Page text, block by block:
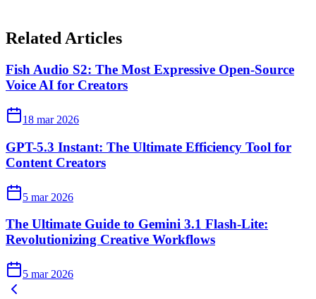
Related Articles
Fish Audio S2: The Most Expressive Open-Source
Voice AI for Creators
18 mar 2026
GPT-5.3 Instant: The Ultimate Efficiency Tool for
Content Creators
5 mar 2026
The Ultimate Guide to Gemini 3.1 Flash-Lite:
Revolutionizing Creative Workflows
5 mar 2026